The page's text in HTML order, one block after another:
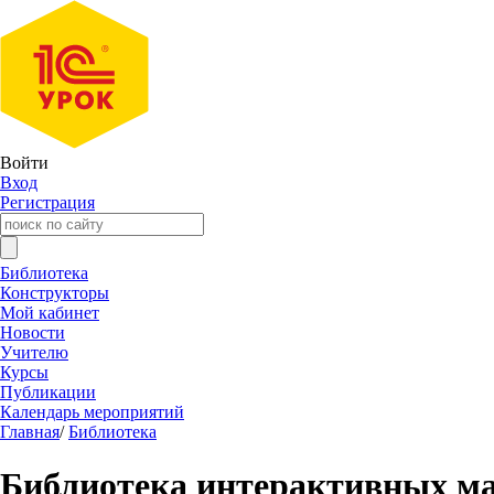
Войти
Вход
Регистрация
Библиотека
Конструкторы
Мой кабинет
Новости
Учителю
Курсы
Публикации
Календарь мероприятий
Главная/ Библиотека
Библиотека интерактивных